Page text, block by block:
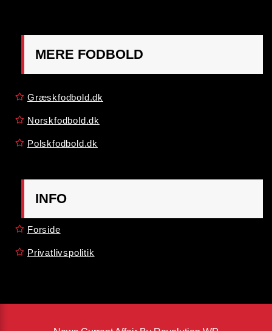
MERE FODBOLD
Græskfodbold.dk
Norskfodbold.dk
Polskfodbold.dk
INFO
Forside
Privatlivspolitik